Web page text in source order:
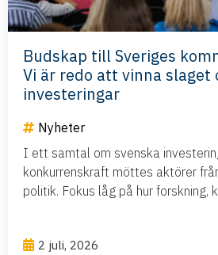
Budskap till Sveriges
Vi är redo att vinna
investeringar
Nyheter
I ett samtal om svenska
konkurrenskraft möttes aktörer
politik. Fokus låg på hur forskning,
2 juli, 2026